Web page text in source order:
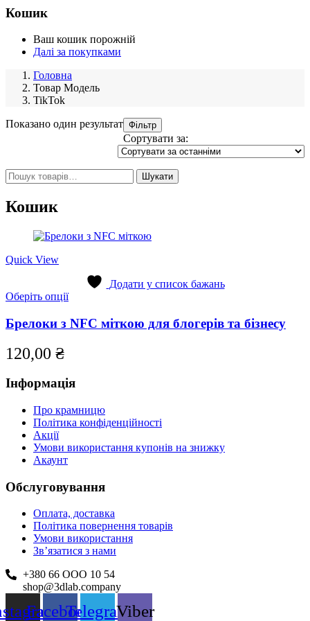
Кошик
Ваш кошик порожній
Далі за покупками
Головна
Товар Модель
TikTok
Показано один результат Фільтр
Сортувати за:
Шукати: Шукати
Кошик
Quick View
Додати у список бажань
Оберіть опціїЦей
має
кілька
вибрати
сторінці
товару
Брелоки з NFC міткою для блогерів та бізнесу
120,00 ₴
Інформація
Про крамницю
Політика конфіденційності
Акції
Умови використання купонів на знижку
Акаунт
Обслуговування
Оплата, доставка
Політика повернення товарів
Умови використання
Зв’язатися з нами
+380 66 ООО 10 54
shop@3dlab.company
FacebookTelegramViber